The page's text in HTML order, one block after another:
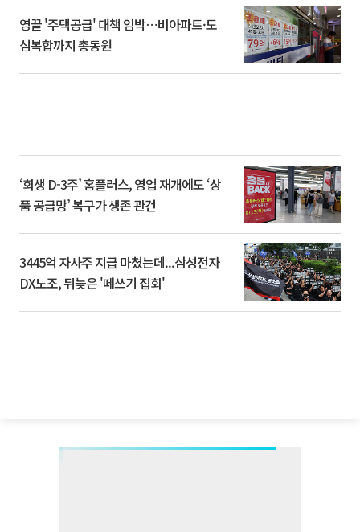
영끌 '주택공급' 대책 임박⋯비아파트·도
심복합까지 총동원
‘회생 D-3주’ 홈플러스, 영업 재개에도 ‘상
품 공급망’ 복구가 생존 관건
3445억 자사주 지급 마쳤는데...삼성전자
DX노조, 뒤늦은 '떼쓰기 집회'